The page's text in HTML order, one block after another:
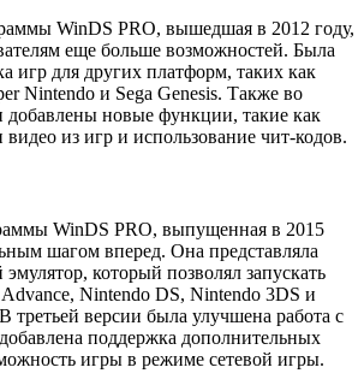
WinDS PRO, вышедшая в 2012 году,
еще больше возможностей. Была
игр для других платформ, таких как
Nintendo и Sega Genesis. Также во
добавлены новые функции, такие как
из игр и использование чит-кодов.
WinDS PRO, выпущенная в 2015
шагом вперед. Она представляла
который позволял запускать
Nintendo DS, Nintendo 3DS и
третьей версии была улучшена работа с
поддержка дополнительных
игры в режиме сетевой игры.